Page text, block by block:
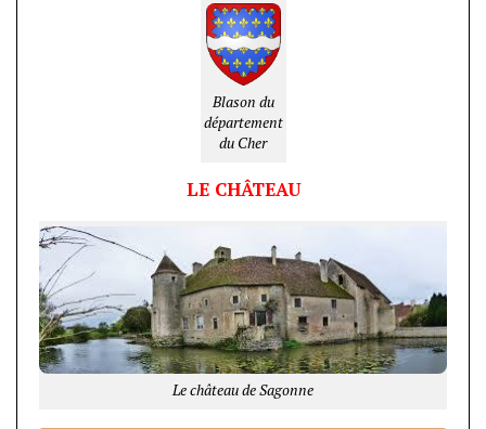
Blason du
département
du Cher
LE CHÂTEAU
Le château de Sagonne